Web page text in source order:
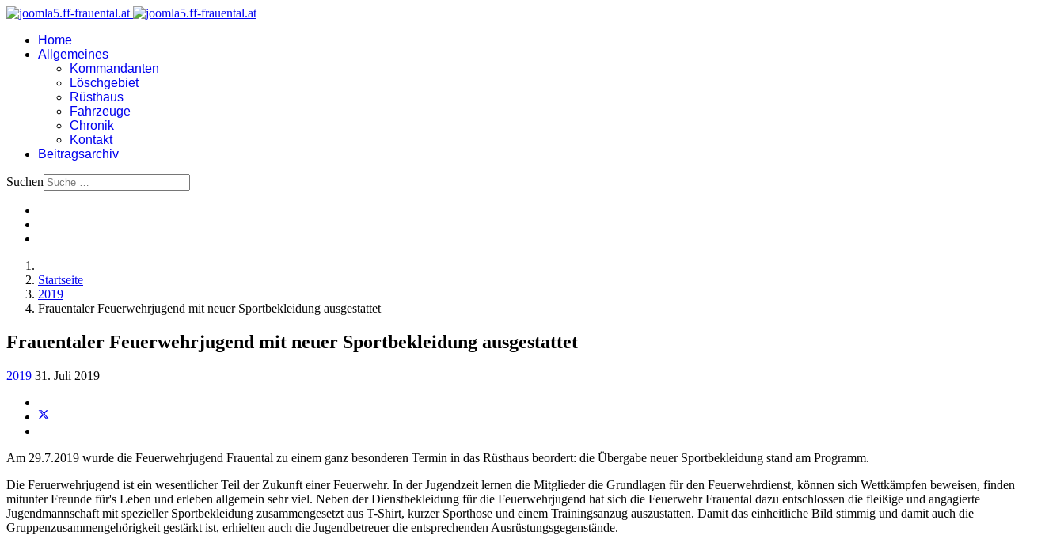
Home
Allgemeines
Kommandanten
Löschgebiet
Rüsthaus
Fahrzeuge
Chronik
Kontakt
Beitragsarchiv
Suchen
Startseite
2019
Frauentaler Feuerwehrjugend mit neuer Sportbekleidung ausgestattet
Frauentaler Feuerwehrjugend mit neuer Sportbekleidung ausgestattet
2019 31. Juli 2019
Am 29.7.2019 wurde die Feuerwehrjugend Frauental zu einem ganz besonderen Termin in das Rüsthaus beordert: die Übergabe neuer Sportbekleidung stand am Programm.
Die Feruerwehrjugend ist ein wesentlicher Teil der Zukunft einer Feuerwehr. In der Jugendzeit lernen die Mitglieder die Grundlagen für den Feuerwehrdienst, können sich Wettkämpfen beweisen, finden
mitunter Freunde für's Leben und erleben allgemein sehr viel. Neben der Dienstbekleidung für die Feuerwehrjugend hat sich die Feuerwehr Frauental dazu entschlossen die fleißige und angagierte
Jugendmannschaft mit spezieller Sportbekleidung zusammengesetzt aus T-Shirt, kurzer Sporthose und einem Trainingsanzug auszustatten. Damit das einheitliche Bild stimmig und damit auch die
Gruppenzusammengehörigkeit gestärkt ist, erhielten auch die Jugendbetreuer die entsprechenden Ausrüstungsgegenstände.